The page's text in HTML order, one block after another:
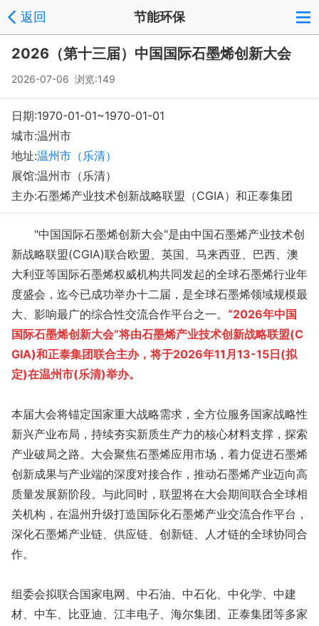
返回 节能环保
2026（第十三届）中国国际石墨烯创新大会
2026-07-06 浏览:149
日期:1970-01-01~1970-01-01
城市:温州市
地址:温州市（乐清）
展馆:温州市（乐清）
主办:石墨烯产业技术创新战略联盟（CGIA）和正泰集团
"中国国际石墨烯创新大会"是由中国石墨烯产业技术创
新战略联盟(CGIA)联合欧盟、英国、马来西亚、巴西、澳
大利亚等国际石墨烯权威机构共同发起的全球石墨烯行业年
度盛会，迄今已成功举办十二届，是全球石墨烯领域规模最
大、影响最广的综合性交流合作平台之一。 “2026年中国
国际石墨烯创新大会”将由石墨烯产业技术创新战略联盟(C
GIA)和正泰集团联合主办，将于2026年11月13-15日(拟
定)在温州市(乐清)举办。
本届大会将锚定国家重大战略需求，全方位服务国家战略性
新兴产业布局，持续夯实新质生产力的核心材料支撑，探索
产业破局之路。大会聚焦石墨烯应用市场，着力促进石墨烯
创新成果与产业端的深度对接合作，推动石墨烯产业迈向高
质量发展新阶段。与此同时，联盟将在大会期间联合全球相
关机构，在温州升级打造国际化石墨烯产业交流合作平台，
深化石墨烯产业链、供应链、创新链、人才链的全球协同合
作。
组委会拟联合国家电网、中石油、中石化、中化学、中建
材、中车、比亚迪、江丰电子、海尔集团、正泰集团等多家